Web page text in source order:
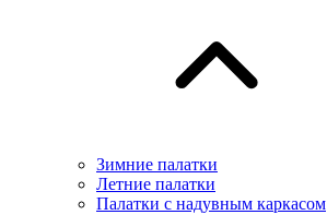
Зимние палатки
Летние палатки
Палатки с надувным каркасом